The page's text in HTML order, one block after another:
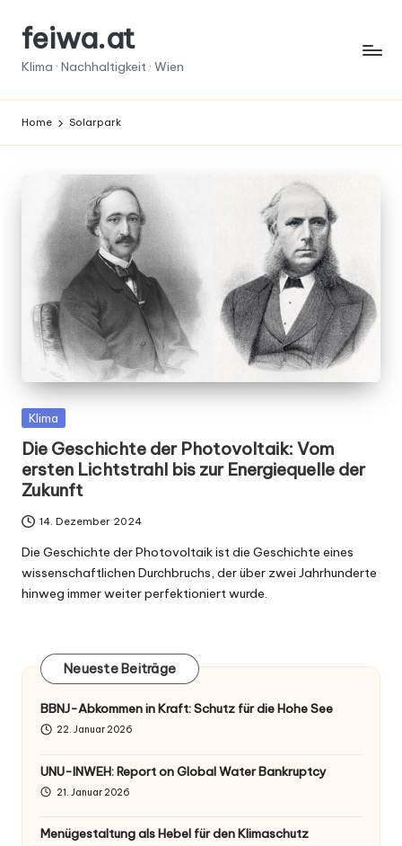
Skipfeiwa.at
Klima · Nachhaltigkeit · Wien
Home Solarpark
Posted
Klima
Die Geschichte der Photovoltaik: Vom
ersten Lichtstrahl bis zur Energiequelle der
Zukunft
14. Dezember 2024
Die Geschichte der Photovoltaik ist die Geschichte eines
wissenschaftlichen Durchbruchs, der über zwei Jahrhunderte
hinweg immer weiter perfektioniert wurde.
Neueste Beiträge
BBNJ-Abkommen in Kraft: Schutz für die Hohe See
22. Januar 2026
UNU-INWEH: Report on Global Water Bankruptcy
21. Januar 2026
Menügestaltung als Hebel für den Klimaschutz